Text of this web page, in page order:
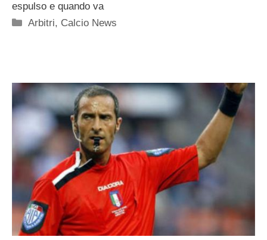
espulso e quando va
Categorie
Arbitri, Calcio News